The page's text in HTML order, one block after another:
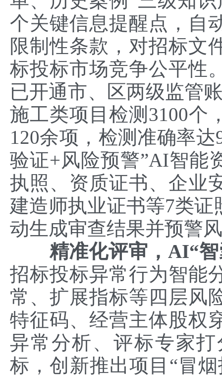
个关键信息提醒点，自
限制性条款，对招标文
标投标市场竞争公平性
已开通市、区两级监管
施工类项目检测3100个
120余项，检测准确率
验证+风险预警”AI智能
执照、资质证书、企业
建造师执业证书等7类
动生成审查结果并预警
精准化评审，AI“
招标投标异常行为智能
常、扩展指标等四层风
特征码、经营主体股权
异常分析、评标专家
标，创新推出项目“冒